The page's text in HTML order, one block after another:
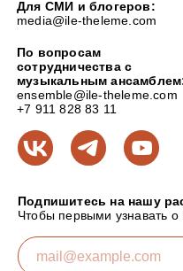
Для СМИ и блогеров:
media@ile-theleme.com
Подпишитесь на нашу
Чтобы первыми узнавать
По вопросам
сотрудничества с
музыкальным
ensemble@ile-theleme.com
+7 911 828 83 11